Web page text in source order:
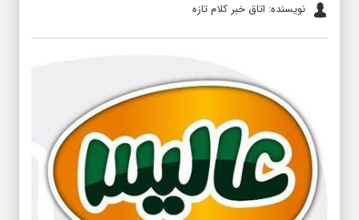
نویسنده: اتاق خبر کلام تازه